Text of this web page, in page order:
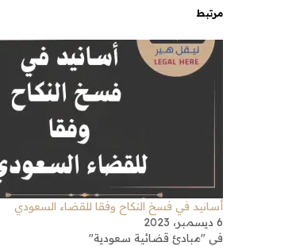
مرتبط
أسانيد في فسخ النكاح وفقا للقضاء السعودي
6 ديسمبر، 2023
في "مبادئ قضائية سعودية"